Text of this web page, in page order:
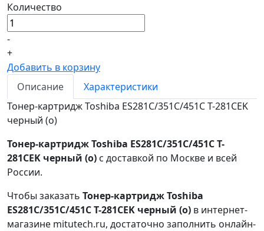
Количество
-
+
Добавить в корзину
Описание
Характеристики
Тонер-картридж Toshiba ES281C/351C/451C T-281CEK
черный (o)
Тонер-картридж Toshiba ES281C/351C/451C T-
281CEK черный (o) с доставкой по Москве и всей
России.
Чтобы заказать Тонер-картридж Toshiba
ES281C/351C/451C T-281CEK черный (o) в интернет-
магазине mitutech.ru, достаточно заполнить онлайн-